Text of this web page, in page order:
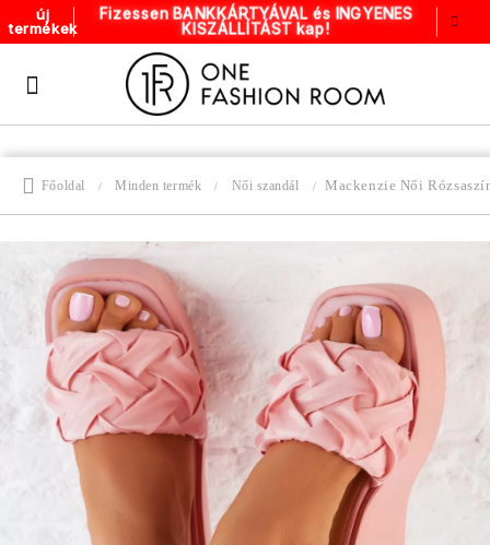
új
termékek
Fizessen BANKKÁRTYÁVAL és INGYENES
KISZÁLLÍTÁST kap!
Főoldal Minden termék Női szandál Mackenzie Női